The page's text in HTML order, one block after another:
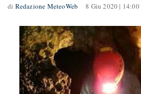
di Redazione MeteoWeb 8 Giu 2020 | 14:00